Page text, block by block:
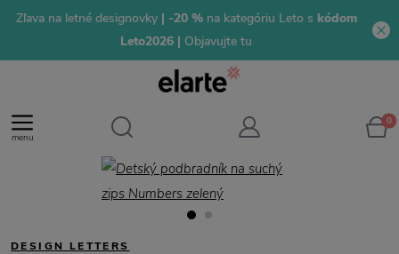
Zľava na letné designovky| -20 % na kategóriu Leto s kódom
Leto2026 | Objavujte tu
menu
0
DESIGN LETTERS